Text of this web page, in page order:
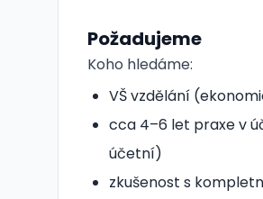
Požadujeme
Koho hledáme:
VŠ vzdělání
cca 4–6 let praxe v
účetní)
zkušenost s